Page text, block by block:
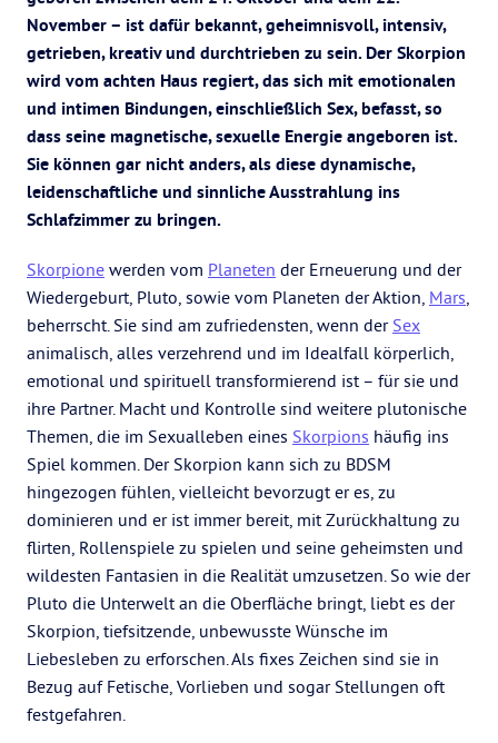
November – ist dafür bekannt, geheimnisvoll, intensiv,
getrieben, kreativ und durchtrieben zu sein. Der Skorpion
wird vom achten Haus regiert, das sich mit emotionalen
und intimen Bindungen, einschließlich Sex, befasst, so
dass seine magnetische, sexuelle Energie angeboren ist.
Sie können gar nicht anders, als diese dynamische,
leidenschaftliche und sinnliche Ausstrahlung ins
Schlafzimmer zu bringen.
Skorpione werden vom Planeten der Erneuerung und der
Wiedergeburt, Pluto, sowie vom Planeten der Aktion, Mars,
beherrscht. Sie sind am zufriedensten, wenn der Sex
animalisch, alles verzehrend und im Idealfall körperlich,
emotional und spirituell transformierend ist – für sie und
ihre Partner. Macht und Kontrolle sind weitere plutonische
Themen, die im Sexualleben eines Skorpions häufig ins
Spiel kommen. Der Skorpion kann sich zu BDSM
hingezogen fühlen, vielleicht bevorzugt er es, zu
dominieren und er ist immer bereit, mit Zurückhaltung zu
flirten, Rollenspiele zu spielen und seine geheimsten und
wildesten Fantasien in die Realität umzusetzen. So wie der
Pluto die Unterwelt an die Oberfläche bringt, liebt es der
Skorpion, tiefsitzende, unbewusste Wünsche im
Liebesleben zu erforschen. Als fixes Zeichen sind sie in
Bezug auf Fetische, Vorlieben und sogar Stellungen oft
festgefahren.